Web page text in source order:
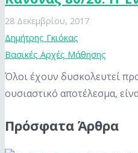
28 Δεκεμβρίου, 2017
Δημήτρης Γκιόκας
Βασικές Αρχές Μάθησης
Όλοι έχουν δυσκολευτεί
ουσιαστικό αποτέλεσμα,
Πρόσφατα Άρθρα